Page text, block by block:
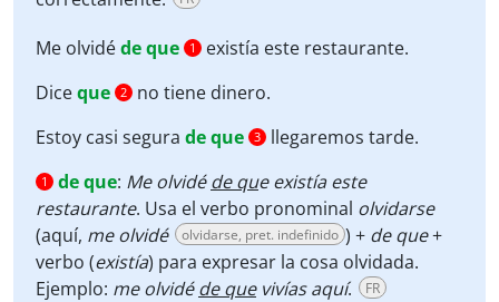
Me olvidéde que 1
existía este restaurante.
Diceque 2
no tiene dinero.
Estoy casi segura de que 3 llegaremos tarde.
1 de que: Me olvidéde que existía este
restaurante. Usa el verbo pronominal olvidarse
(aquí, me olvidé olvidarse, pret. indefinido ) + de que+
verbo (existía) para expresar la cosa olvidada.
Ejemplo: me olvidéde quevivías aquí. FR